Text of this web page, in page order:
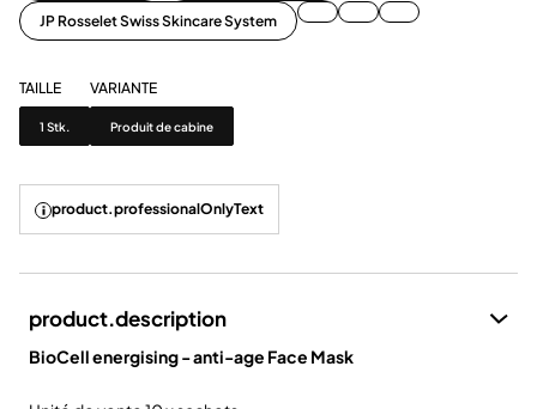
JP Rosselet Swiss Skincare System
TAILLE
Taille
1 Stk.
VARIANTE
Variante
Produit de cabine
product.professionalOnlyText
product.description
BioCell energising - anti-age Face Mask